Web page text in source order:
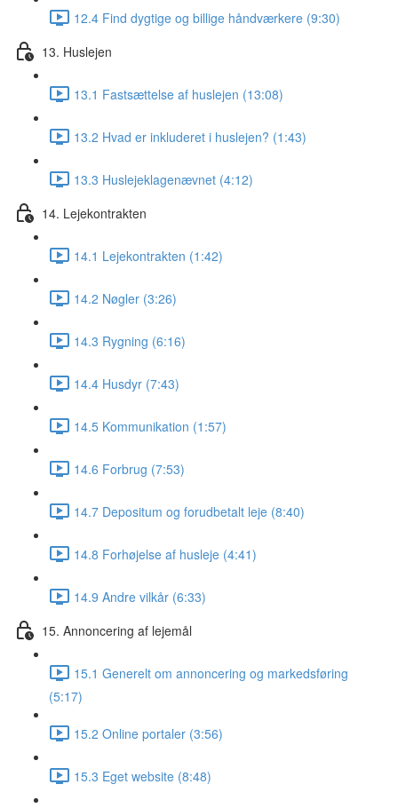
12.4 Find dygtige og billige håndværkere (9:30)
13. Huslejen
13.1 Fastsættelse af huslejen (13:08)
13.2 Hvad er inkluderet i huslejen? (1:43)
13.3 Huslejeklagenævnet (4:12)
14. Lejekontrakten
14.1 Lejekontrakten (1:42)
14.2 Nøgler (3:26)
14.3 Rygning (6:16)
14.4 Husdyr (7:43)
14.5 Kommunikation (1:57)
14.6 Forbrug (7:53)
14.7 Depositum og forudbetalt leje (8:40)
14.8 Forhøjelse af husleje (4:41)
14.9 Andre vilkår (6:33)
15. Annoncering af lejemål
15.1 Generelt om annoncering og markedsføring
(5:17)
15.2 Online portaler (3:56)
15.3 Eget website (8:48)